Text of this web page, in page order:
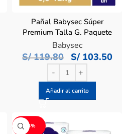
Pañal Babysec Súper
Premium Talla G. Paquete
66 UN – Duopack
Babysec
S/119.80 S/103.50
Añadir al carrito
-14%